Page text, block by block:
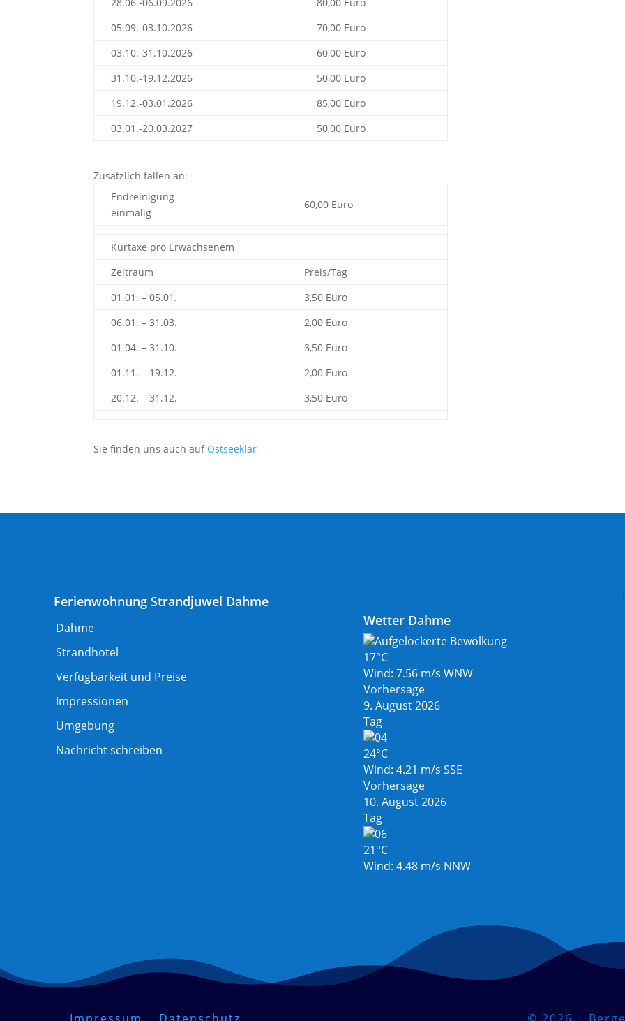
05.09.-03.10.2026
70,00 Euro
03.10.-31.10.2026
60,00 Euro
31.10.-19.12.2026
50,00 Euro
19.12.-03.01.2026
85,00 Euro
03.01.-20.03.2027
50,00 Euro
Zusätzlich fallen an:
Endreinigung
einmalig
60,00 Euro
Kurtaxe pro Erwachsenem
Zeitraum
Preis/Tag
01.01. – 05.01.
3,50 Euro
06.01. – 31.03.
2,00 Euro
01.04. – 31.10.
3,50 Euro
01.11. – 19.12.
2,00 Euro
20.12. – 31.12.
3,50 Euro
Sie finden uns auch auf Ostseeklar
Ferienwohnung Strandjuwel Dahme
Dahme
Strandhotel
Verfügbarkeit und Preise
Impressionen
Umgebung
Nachricht schreiben
Wetter Dahme
17°C
Wind: 7.56 m/s WNW
Vorhersage
9. August 2026
Tag
24°C
Wind: 4.21 m/s SSE
Vorhersage
10. August 2026
Tag
21°C
Wind: 4.48 m/s NNW